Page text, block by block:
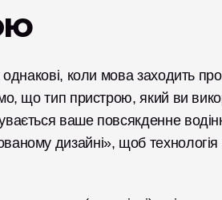
однакові, коли мова заходить
що тип пристрою, який ви
ваше повсякденне
дизайні», щоб